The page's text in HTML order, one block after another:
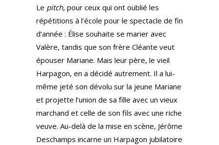
Le pitch, pour ceux qui ont oublié les
répétitions à l’école pour le spectacle de fin
d’année : Élise souhaite se marier avec
Valère, tandis que son frère Cléante veut
épouser Mariane. Mais leur père, le vieil
Harpagon, en a décidé autrement. Il a lui-
même jeté son dévolu sur la jeune Mariane
et projette l’union de sa fille avec un vieux
marchand et celle de son fils avec une riche
veuve. Au-delà de la mise en scène, Jérôme
Deschamps incarne un Harpagon jubilatoire